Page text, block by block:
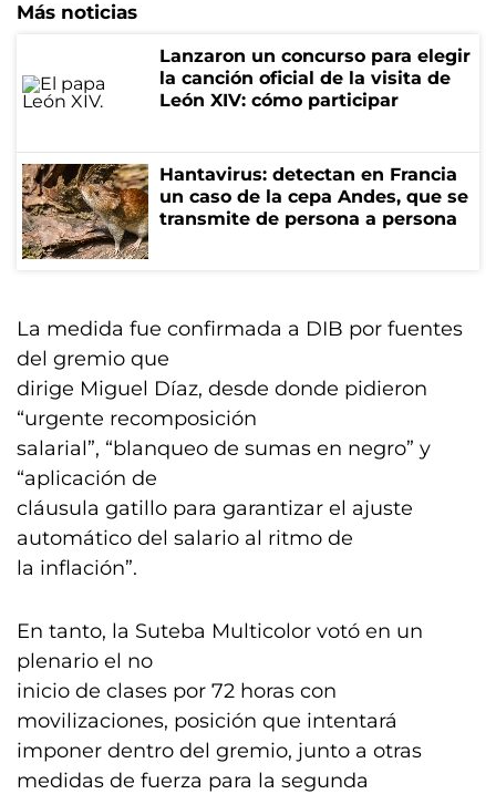
Más noticias
Lanzaron un concurso para elegir
la canción oficial de la visita de
León XIV: cómo participar
Hantavirus: detectan en Francia
un caso de la cepa Andes, que se
transmite de persona a persona
La medida fue confirmada a DIB por fuentes
del gremio que
dirige Miguel Díaz, desde donde pidieron
“urgente recomposición
salarial”, “blanqueo de sumas en negro” y
“aplicación de
cláusula gatillo para garantizar el ajuste
automático del salario al ritmo de
la inflación”.
En tanto, la Suteba Multicolor votó en un
plenario el no
inicio de clases por 72 horas con
movilizaciones, posición que intentará
imponer dentro del gremio, junto a otras
medidas de fuerza para la segunda